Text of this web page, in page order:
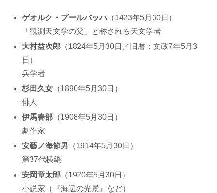
ゲオルク・プールバッハ （1423年5月30日）
「観測天文学の父」と称される天文学者
大村益次郎 （1824年5月30日／旧暦：文政7年5月3
日）
兵学者
杉田久女 （1890年5月30日）
俳人
伊馬春部 （1908年5月30日）
劇作家
安藝ノ海節男 （1914年5月30日）
第37代横綱
安岡章太郎 （1920年5月30日）
小説家（『海辺の光景』など）